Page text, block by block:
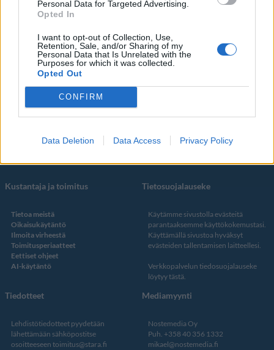
Personal Data for Targeted Advertising.
Opted In
I want to opt-out of Collection, Use,
Retention, Sale, and/or Sharing of my
Personal Data that Is Unrelated with the
Purposes for which it was collected.
Opted Out
CONFIRM
Data Deletion Data Access Privacy Policy
Koti & Asuminen
StaraTV
Pelit
Elokuvat
Some
Facebook
Kustantaja ja toimitus
Tietoa meistä
Oikaisukäytäntö
Ilmoita virheestä
Toimitusperiaatteet
Eettiset ohjeet
AI-käytäntö
Tietosuojalauseke
Käytämme sivustolla evästeitä
parantaaksemme käyttökokemustasi.
Käyttämällä sivustoa hyväksyt
evästeiden tallentamisen laitteellesi.
Verkkopalvelun tiedosuojalauseke
löytyy tästä
Tiedotteet
Lehdistötiedotteet pyydetään
lähettämään sähköpostitse
osoitteeseen toimitus@stara.fi
Mediamyynti
Nostemedia Oy
Puh. +358 40 356 1332
mikael@nostemedia.fi